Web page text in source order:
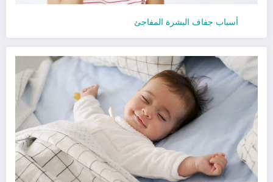
أسباب جفاف البشرة المفاجئ